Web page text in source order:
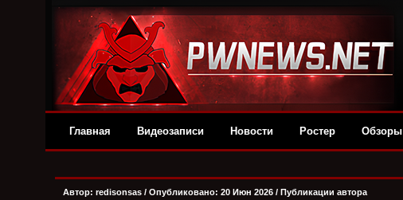
Главная Видеозаписи Новости Ростер Обзоры
Автор: redisonsas / Опубликовано: 20 Июн 2026 / Публикации автора